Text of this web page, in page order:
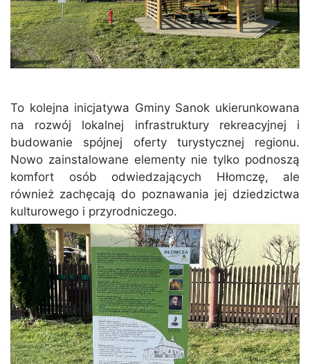
To kolejna inicjatywa Gminy Sanok ukierunkowana
na rozwój lokalnej infrastruktury rekreacyjnej i
budowanie spójnej oferty turystycznej regionu.
Nowo zainstalowane elementy nie tylko podnoszą
komfort osób odwiedzających Hłomczę, ale
również zachęcają do poznawania jej dziedzictwa
kulturowego i przyrodniczego.